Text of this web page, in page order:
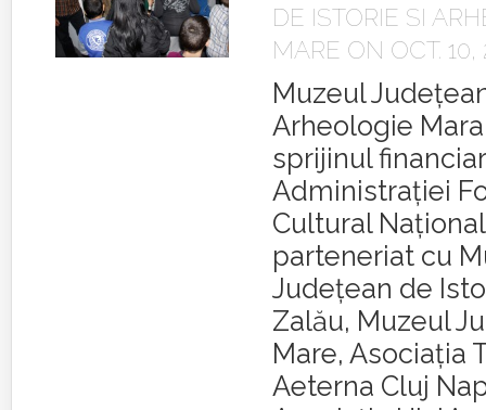
DE ISTORIE SI
MARE ON OCT. 10,
Muzeul
Arheologie
sprijinul
Administraţiei
Cultural
parteneriat cu
Judeţean de
Zalău, Muzeul
Mare, Asociaţia
Aeterna Cluj